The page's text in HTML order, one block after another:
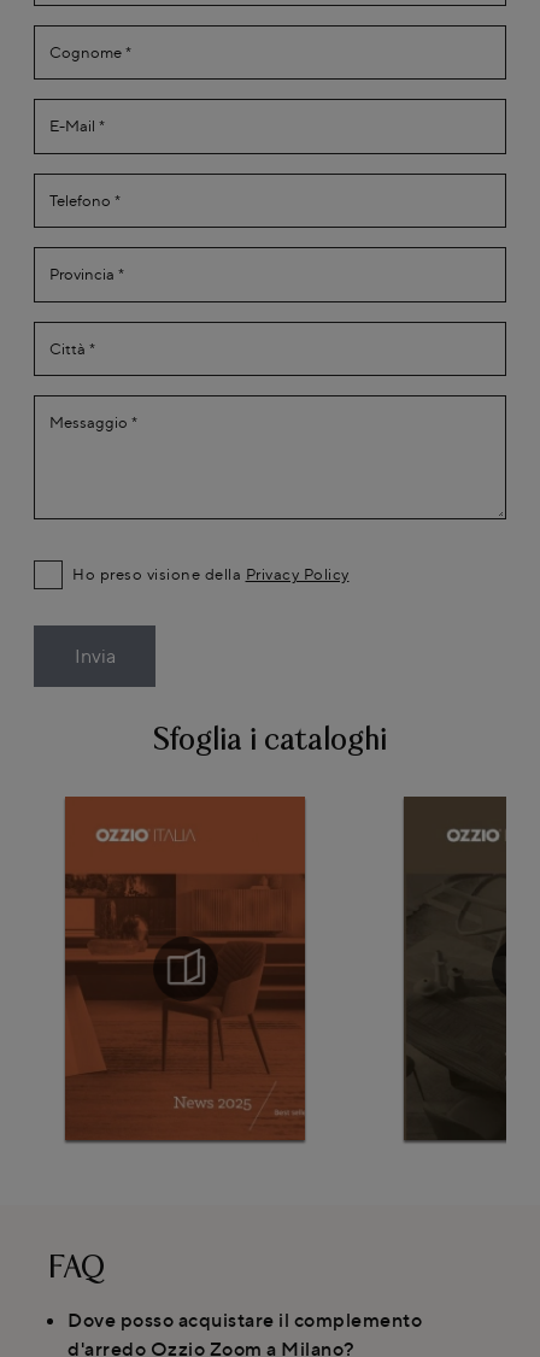
Sfoglia i cataloghi
Ho preso visione della Privacy Policy
Invia
FAQ
Dove posso acquistare il complemento
d'arredo Ozzio Zoom a Milano?